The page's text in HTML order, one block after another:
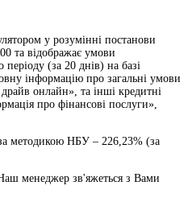
у розумінні постанови
та відображає умови
(за 20 днів) на базі
інформацію про загальні умови
онлайн», та інші кредитні
про фінансові послуги»,
методикою НБУ – 226,23% (за
менеджер зв'яжеться з Вами